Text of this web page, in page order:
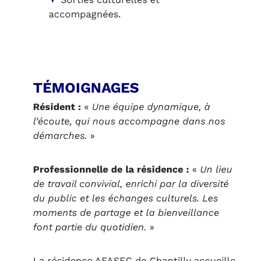
accompagnées.
TÉMOIGNAGES
Résident : « Une équipe dynamique, à
l’écoute, qui nous accompagne dans nos
démarches. »
Professionnelle de la résidence : « Un lieu
de travail convivial, enrichi par la diversité
du public et les échanges culturels. Les
moments de partage et la bienveillance
font partie du quotidien. »